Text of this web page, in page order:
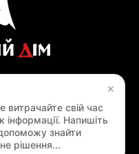
АКЦІЇ
витрачайте свій час
інформації. Напишіть
знайти
рішення...
×